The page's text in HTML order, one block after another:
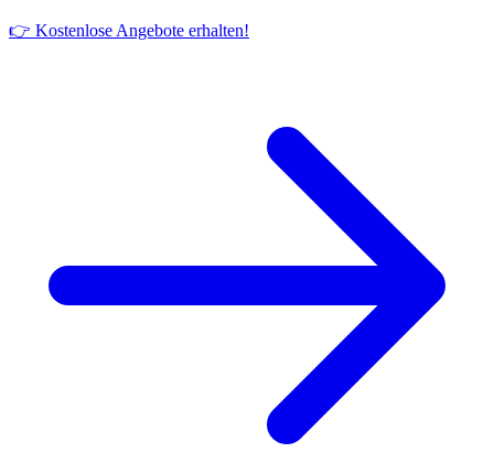
👉 Kostenlose Angebote erhalten!